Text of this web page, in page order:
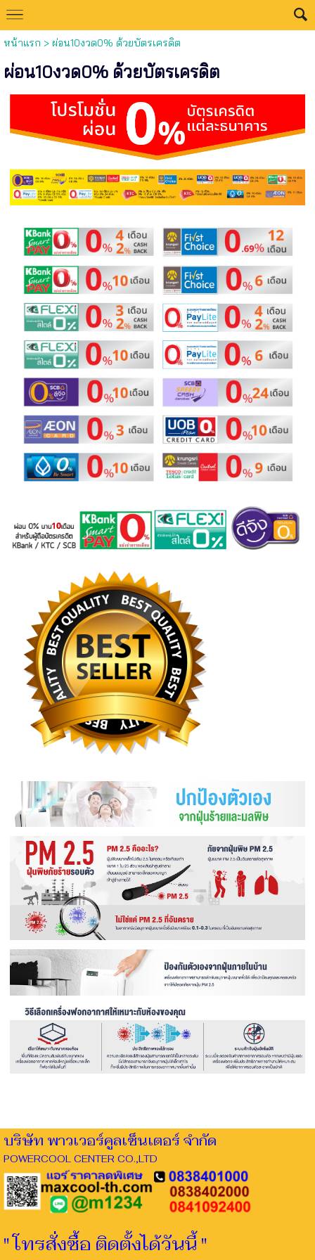
หน้าแรก > ผ่อน10งวด0% ด้วยบัตรเครดิต
ผ่อน10งวด0% ด้วยบัตรเครดิต
บริษัท พาวเวอร์คูลเซ็นเตอร์ จำกัด
POWERCOOL CENTER CO.,LTD
" โทรสั่งซื้อ ติดตั้งได้วันนี้ "